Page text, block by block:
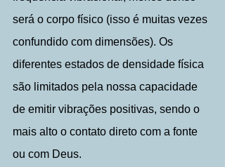
será o corpo físico (isso é muitas vezes
confundido com dimensões). Os
diferentes estados de densidade física
são limitados pela nossa capacidade
de emitir vibrações positivas, sendo o
mais alto o contato direto com a fonte
ou com Deus.